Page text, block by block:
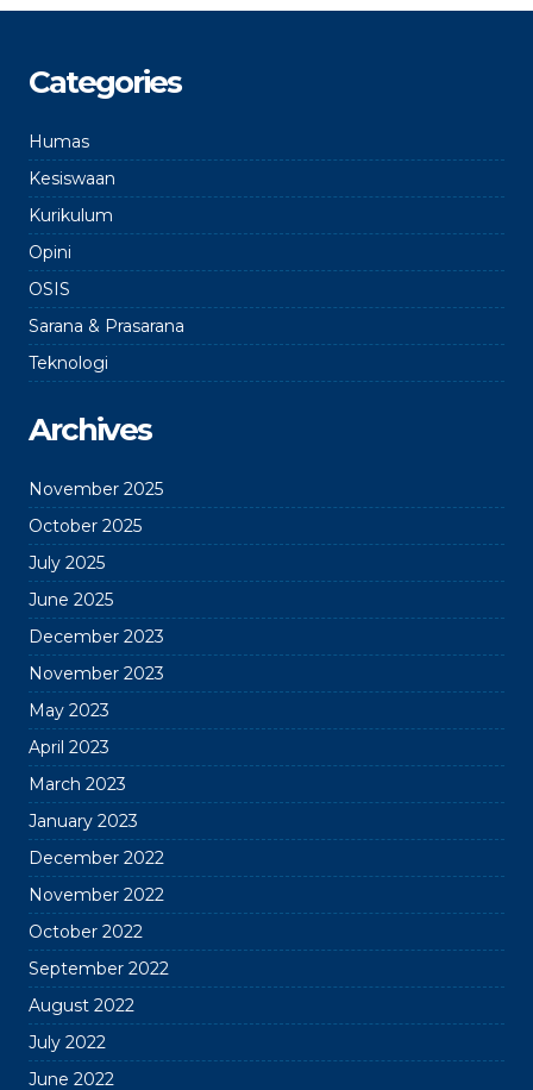
Categories
Humas
Kesiswaan
Kurikulum
Opini
OSIS
Sarana & Prasarana
Teknologi
Archives
November 2025
October 2025
July 2025
June 2025
December 2023
November 2023
May 2023
April 2023
March 2023
January 2023
December 2022
November 2022
October 2022
September 2022
August 2022
July 2022
June 2022